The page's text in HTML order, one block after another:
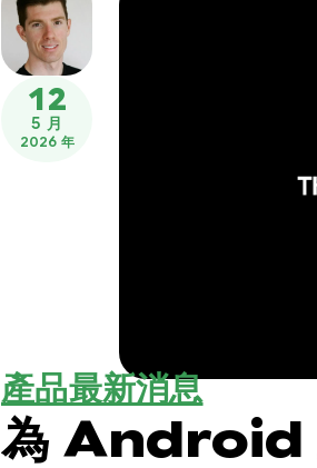
12
5 月
2026 年
產品最新消息
為 Android